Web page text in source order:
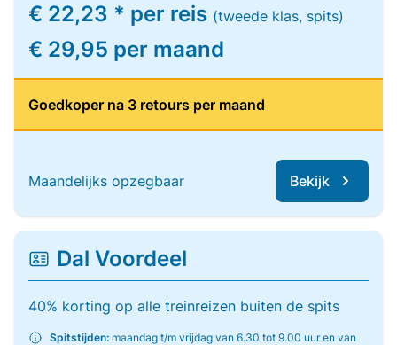
€ 22,23 * per reis (tweede klas, spits)
€ 29,95 per maand
Goedkoper na 3 retours per maand
Maandelijks opzegbaar Bekijk
Dal Voordeel
40% korting op alle treinreizen buiten de spits
Spitstijden: maandag t/m vrijdag van 6.30 tot 9.00 uur en van